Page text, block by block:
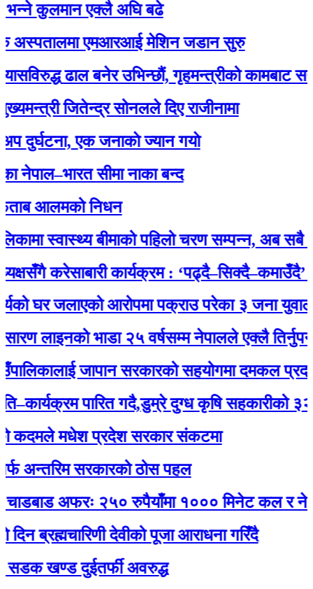
एक्लै अघि बढे
एमआरआई मेशिन जडान सुरु
ढाल बनेर उभिन्छौं, गृहमन्त्रीको कामबाट
जितेन्द्र सोनलले दिए राजीनामा
एक जनाकाे ज्यान गयाे
सीमा नाका बन्द
निधन
स्वास्थ्य बीमाको पहिलो चरण सम्पन्न, अब सबै नागरिक
करेसाबारी कार्यक्रम : ‘पढ्दै–सिक्दै–कमाउँदै’
जलाएको आरोपमा पक्राउ परेका ३ जना युवालाई
भाडा २५ वर्षसम्म नेपालले एक्‍लै तिर्नुपर्ने’
जापान सरकारको सहयोगमा दमकल प्रदान :
पारित गदै,डुम्रे दुग्ध कृषि सहकारीको ३२ औं
मधेश प्रदेश सरकार संकटमा
सरकारको ठोस पहल
अफरः २५० रुपैयाँमा १००० मिनेट कल र नेट
देवीको पूजा आराधना गरिँदै
दुईतर्फी अवरुद्ध